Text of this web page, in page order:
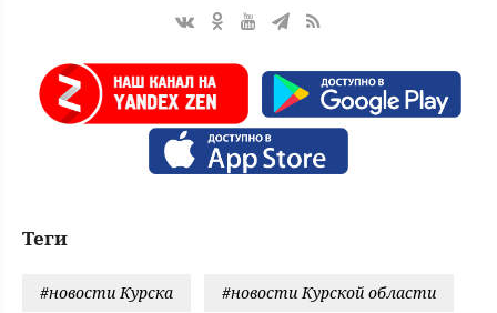
Теги
#новости Курска #новости Курской области